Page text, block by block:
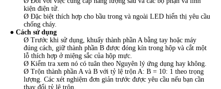
kiện điện tử.
Ø Đặc biệt thích hợp cho bầu trong và ngoài LED hiển thị yêu cầu
chống cháy.
● Cách sử dụng
Ø Trước khi sử dụng, khuấy thành phần A bằng tay hoặc máy
đúng cách, giữ thành phần B được đóng kín trong hộp và cắt một
lỗ thích hợp ở miệng sắc của hộp mực.
Ø Kiểm tra xem nó có tuân theo Nguyên lý ứng dụng hay không.
Ø Trộn thành phần A và B với tỷ lệ trộn A: B = 10: 1 theo trọng
lượng. Các xét nghiệm đơn giản trước được yêu cầu nếu bạn cần
thay đổi tỷ lệ trộn.